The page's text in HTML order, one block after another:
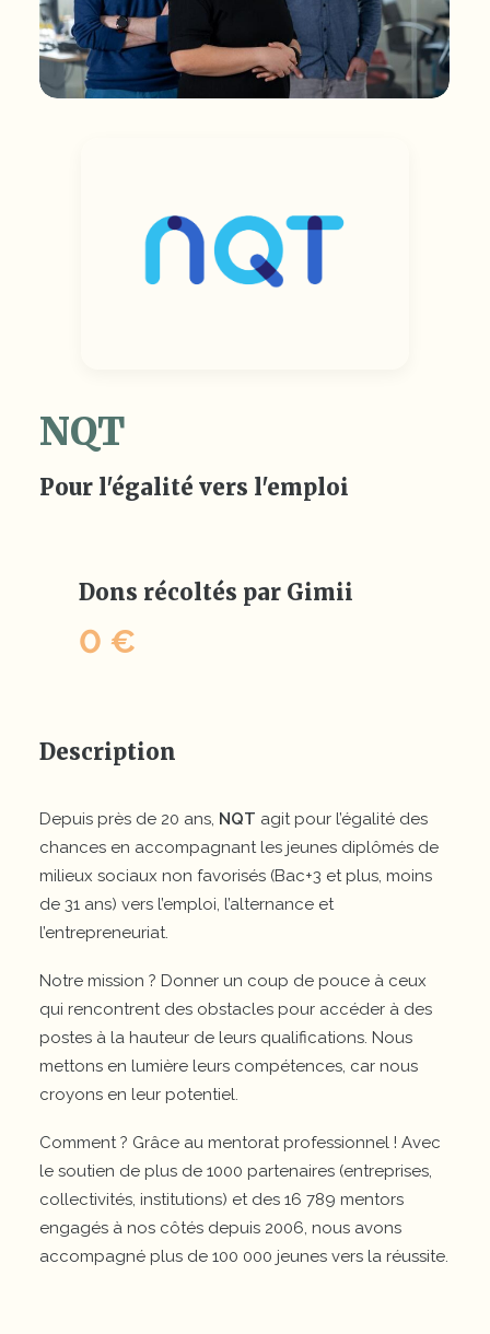
NQT
Pour l'égalité vers l'emploi
Dons récoltés par Gimii
0 €
Description
Depuis près de 20 ans, NQT agit pour l’égalité des
chances en accompagnant les jeunes diplômés de
milieux sociaux non favorisés (Bac+3 et plus, moins
de 31 ans) vers l’emploi, l’alternance et
l’entrepreneuriat.
Notre mission ? Donner un coup de pouce à ceux
qui rencontrent des obstacles pour accéder à des
postes à la hauteur de leurs qualifications. Nous
mettons en lumière leurs compétences, car nous
croyons en leur potentiel.
Comment ? Grâce au mentorat professionnel ! Avec
le soutien de plus de 1000 partenaires (entreprises,
collectivités, institutions) et des 16 789 mentors
engagés à nos côtés depuis 2006, nous avons
accompagné plus de 100 000 jeunes vers la réussite.